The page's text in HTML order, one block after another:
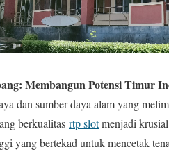
Membangun Potensi Timur
dan sumber daya alam yang
berkualitas rtp slotmenjadi
yang bertekad untuk mencetak